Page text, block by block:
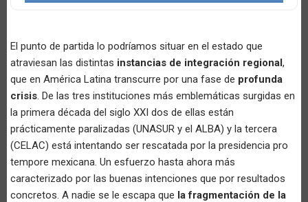
El punto de partida lo podríamos situar en el estado que
atraviesan las distintas instancias de integración regional,
que en América Latina transcurre por una fase de profunda
crisis. De las tres instituciones más emblemáticas surgidas en
la primera década del siglo XXI dos de ellas están
prácticamente paralizadas (UNASUR y el ALBA) y la tercera
(CELAC) está intentando ser rescatada por la presidencia pro
tempore mexicana. Un esfuerzo hasta ahora más
caracterizado por las buenas intenciones que por resultados
concretos. A nadie se le escapa que la fragmentación de la